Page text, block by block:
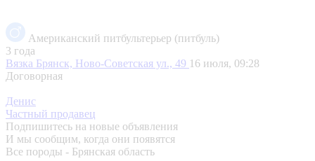
Американский питбультерьер (питбуль)
3 года
Вязка Брянск, Ново-Советская ул., 49 16 июля, 09:28
Договорная
Денис
Частный продавец
Подпишитесь на новые объявления
И мы сообщим, когда они появятся
Все породы - Брянская область